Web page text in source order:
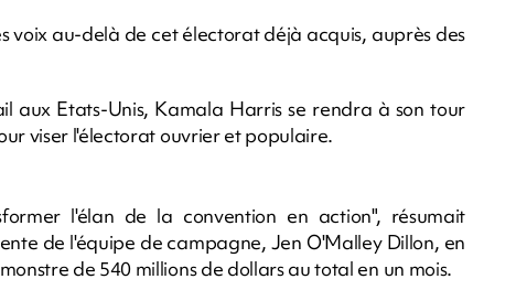
voix au-delà de cet électorat déjà acquis, auprès des
aux Etats-Unis, Kamala Harris se rendra à son tour
viser l'électorat ouvrier et populaire.
l'élan de la convention en action", résumait
de l'équipe de campagne, Jen O'Malley Dillon, en
de 540 millions de dollars au total en un mois.